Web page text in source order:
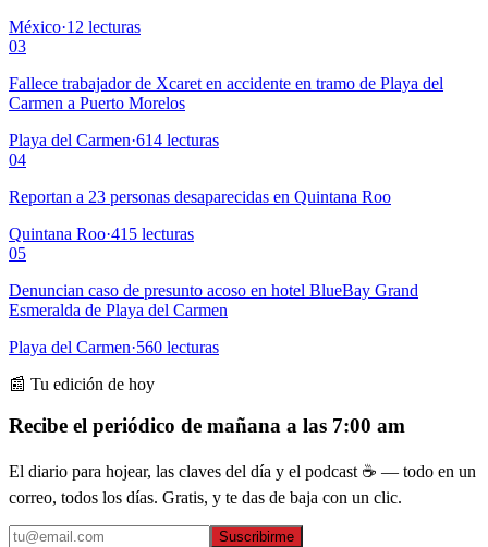
México·12 lecturas
03
Fallece trabajador de Xcaret en accidente en tramo de Playa del
Carmen a Puerto Morelos
Playa del Carmen·614 lecturas
04
Reportan a 23 personas desaparecidas en Quintana Roo
Quintana Roo·415 lecturas
05
Denuncian caso de presunto acoso en hotel BlueBay Grand
Esmeralda de Playa del Carmen
Playa del Carmen·560 lecturas
📰 Tu edición de hoy
Recibe el periódico de mañana a las 7:00 am
El diario para hojear, las claves del día y el podcast ☕ — todo en un
correo, todos los días. Gratis, y te das de baja con un clic.
Suscribirme